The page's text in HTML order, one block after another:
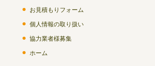
お見積もりフォーム
個人情報の取り扱い
協力業者様募集
ホーム